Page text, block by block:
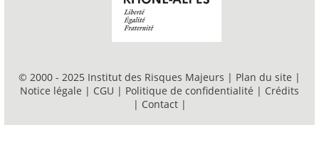
© 2000 - 2025 Institut des Risques Majeurs | Plan du site |
Notice légale | CGU | Politique de confidentialité | Crédits
| Contact |